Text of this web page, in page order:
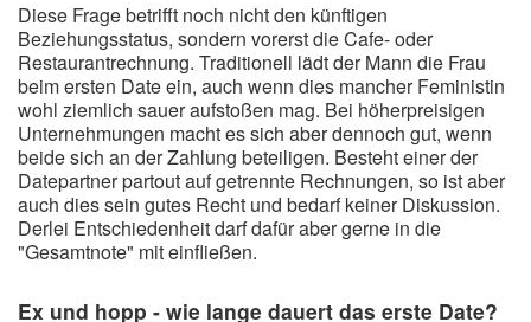
Diese Frage betrifft noch nicht den künftigen
Beziehungsstatus, sondern vorerst die Cafe- oder
Restaurantrechnung. Traditionell lädt der Mann die Frau
beim ersten Date ein, auch wenn dies mancher Feministin
wohl ziemlich sauer aufstoßen mag. Bei höherpreisigen
Unternehmungen macht es sich aber dennoch gut, wenn
beide sich an der Zahlung beteiligen. Besteht einer der
Datepartner partout auf getrennte Rechnungen, so ist aber
auch dies sein gutes Recht und bedarf keiner Diskussion.
Derlei Entschiedenheit darf dafür aber gerne in die
"Gesamtnote" mit einfließen.
Ex und hopp - wie lange dauert das erste Date?